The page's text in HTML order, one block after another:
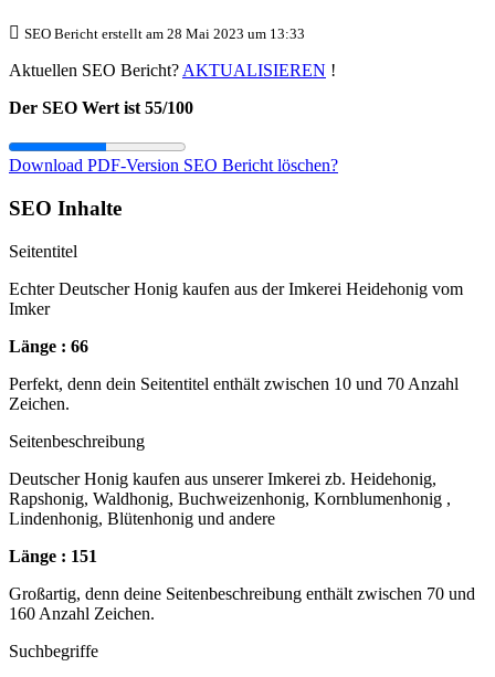
SEO Bericht erstellt am 28 Mai 2023 um 13:33
Aktuellen SEO Bericht? AKTUALISIEREN !
Der SEO Wert ist 55/100
Download PDF-Version SEO Bericht löschen?
SEO Inhalte
Seitentitel
Echter Deutscher Honig kaufen aus der Imkerei Heidehonig vom
Imker
Länge : 66
Perfekt, denn dein Seitentitel enthält zwischen 10 und 70 Anzahl
Zeichen.
Seitenbeschreibung
Deutscher Honig kaufen aus unserer Imkerei zb. Heidehonig,
Rapshonig, Waldhonig, Buchweizenhonig, Kornblumenhonig ,
Lindenhonig, Blütenhonig und andere
Länge : 151
Großartig, denn deine Seitenbeschreibung enthält zwischen 70 und
160 Anzahl Zeichen.
Suchbegriffe